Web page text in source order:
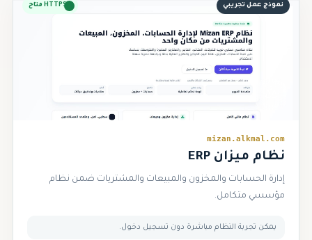
نموذج عمل تجريبي HTTPS متاح
mizan.alkmal.com
نظام ميزان ERP
إدارة الحسابات والمخزون والمبيعات والمشتريات ضمن نظام
مؤسسي متكامل.
يمكن تجربة النظام مباشرة دون تسجيل دخول.